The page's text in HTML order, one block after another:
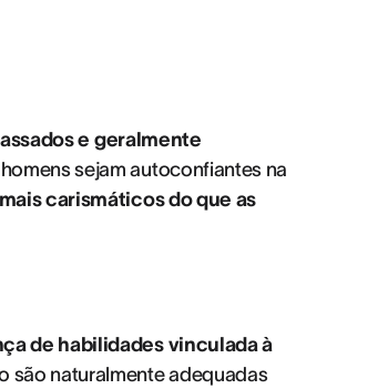
e geralmente
sejam autoconfiantes na
carismáticos do que as
de habilidades vinculada à
são naturalmente adequadas